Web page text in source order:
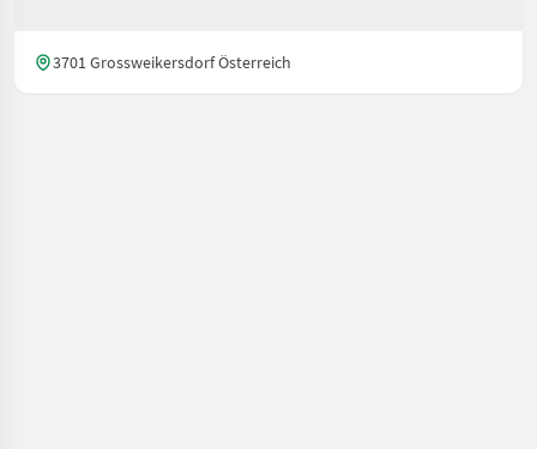
3701 Grossweikersdorf Österreich